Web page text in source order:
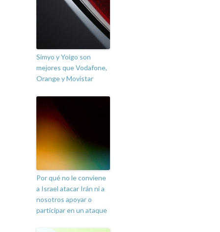
Simyo y Yoigo son
mejores que Vodafone,
Orange y Movistar
Por qué no le conviene
a Israel atacar Irán ni a
nosotros apoyar o
participar en un ataque